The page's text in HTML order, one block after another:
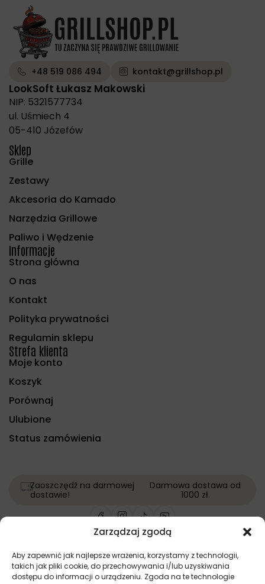
Zarządzaj zgodą
Aby zapewnić jak najlepsze wrażenia, korzystamy z technologii,
takich jak pliki cookie, do przechowywania i/lub uzyskiwania
dostępu do informacji o urządzeniu. Zgoda na te technologie
+48 519 086 494 kontakt@grillshop.pl
LookSoft Łukasz Makowski
NIP: 5321577734
ul. Uśmiech 4
05-410 Józefów
Sklep
Grille
Zestawy
Akcesoria do Kamado
Narzędzia Grillowe
Paliwo i Wędzenie
Informacje
Strona główna
O nas
Kontakt
Polityka prywatności
Regulamin sklepu
Strefa klienta
Moje konto
Koszyk
Porównaj
Ulubione
Status zamówienia
Zaoszczędź na darmowej
dostawie!
Darmowa dostawa od
1000 zł.
wykonanie:Softi.pl